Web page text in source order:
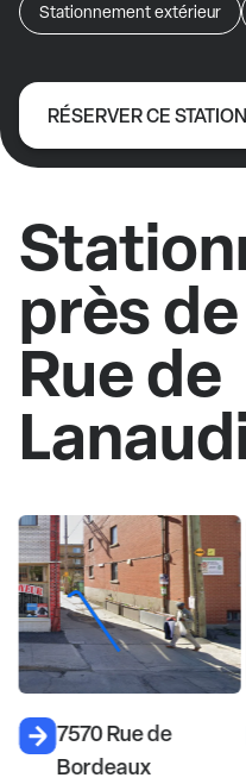
Stationnement extérieur
RÉSERVER CE
près
Rue de
7570 Rue de
Bordeaux